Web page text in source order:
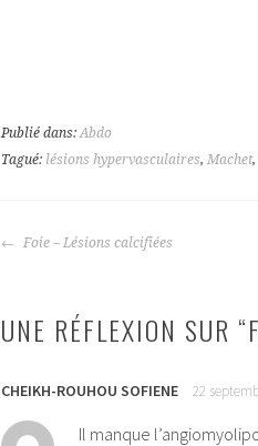
Publié dans:Abdo
Tagué: lésions hypervasculaires, Machet,
NAVIGATION
Foie – Lésions calcifiées
UNE RÉFLEXION SUR “
CHEIKH-ROUHOU SOFIENE 22
Il manque